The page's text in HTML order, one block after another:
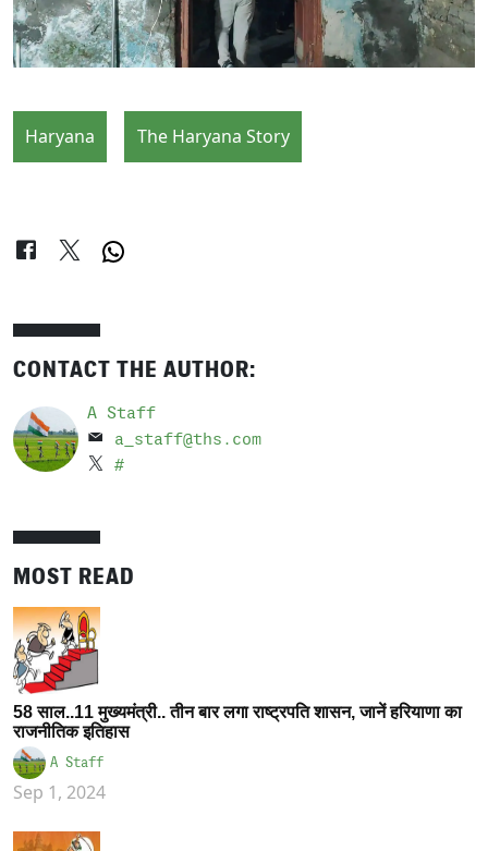
Haryana The Haryana Story
CONTACT THE AUTHOR:
A Staff
a_staff@ths.com
#
MOST READ
58 साल..11 मुख्यमंत्री.. तीन बार लगा राष्ट्रपति शासन, जानें हरियाणा का
राजनीतिक इतिहास
A Staff
Sep 1, 2024